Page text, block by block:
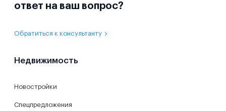
ответ на ваш вопрос?
Обратиться к консультанту
Недвижимость
Новостройки
Спецпредложения